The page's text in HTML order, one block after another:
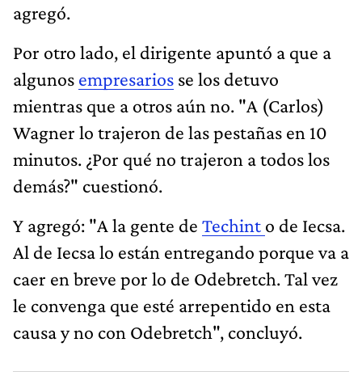
agregó.
Por otro lado, el dirigente apuntó a que a
algunos empresarios se los detuvo
mientras que a otros aún no. "A (Carlos)
Wagner lo trajeron de las pestañas en 10
minutos. ¿Por qué no trajeron a todos los
demás?" cuestionó.
Y agregó: "A la gente de Techint o de Iecsa.
Al de Iecsa lo están entregando porque va a
caer en breve por lo de Odebretch. Tal vez
le convenga que esté arrepentido en esta
causa y no con Odebretch", concluyó.